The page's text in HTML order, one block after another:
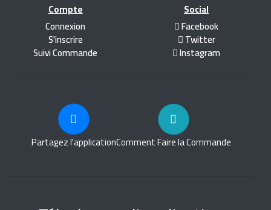
Compte
Connexion
S'inscrire
Suivi Commande
Social
Facebook
Twitter
Instagram
Partagez l'applicationComment Faire la Commande